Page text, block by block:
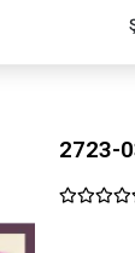
2723-